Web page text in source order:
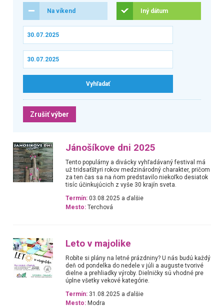
Na víkend Iný dátum
Zrušiť výber
Jánošíkove dni 2025
Tento populárny a divácky vyhľadávaný festival má
už tridsaťštyri rokov medzinárodný charakter, pričom
za ten čas sa na ňom predstavilo niekoľko desiatok
tisíc účinkujúcich z vyše 30 krajín sveta.
Termín: 03.08.2025 a ďalšie
Mesto: Terchová
Leto v majolike
Robíte si plány na letné prázdniny? U nás budú každý
deň od pondelka do nedele v júli a auguste tvorivé
dielne a prehliadky výroby. Dielničky sú vhodné pre
úplne všetky vekové kategórie.
Termín: 31.08.2025 a ďalšie
Mesto: Modra